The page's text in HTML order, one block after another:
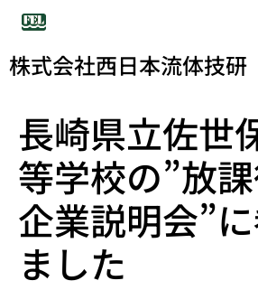
株式会社西日本流体技研
長崎県立佐世
等学校の”放
企業説明会”
ました